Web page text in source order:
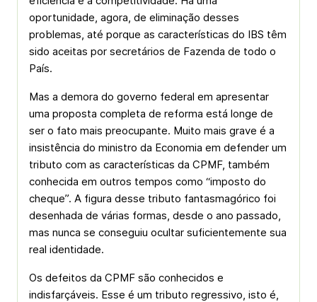
oportunidade, agora, de eliminação desses
problemas, até porque as características do IBS têm
sido aceitas por secretários de Fazenda de todo o
País.
Mas a demora do governo federal em apresentar
uma proposta completa de reforma está longe de
ser o fato mais preocupante. Muito mais grave é a
insistência do ministro da Economia em defender um
tributo com as características da CPMF, também
conhecida em outros tempos como “imposto do
cheque”. A figura desse tributo fantasmagórico foi
desenhada de várias formas, desde o ano passado,
mas nunca se conseguiu ocultar suficientemente sua
real identidade.
Os defeitos da CPMF são conhecidos e
indisfarçáveis. Esse é um tributo regressivo, isto é,